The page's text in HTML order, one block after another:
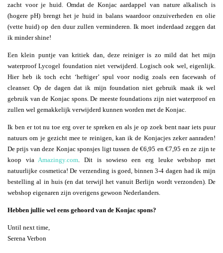
zacht voor je huid. Omdat de Konjac aardappel van nature alkalisch is
(hogere pH) brengt het je huid in balans waardoor onzuiverheden en olie
(vette huid) op den duur zullen verminderen. Ik moet inderdaad zeggen dat
ik minder shine!
Een klein puntje van kritiek dan, deze reiniger is zo mild dat het mijn
waterproof Lycogel foundation niet verwijderd. Logisch ook wel, eigenlijk.
Hier heb ik toch echt ‘heftiger’ spul voor nodig zoals een facewash of
cleanser. Op de dagen dat ik mijn foundation niet gebruik maak ik wel
gebruik van de Konjac spons. De meeste foundations zijn niet waterproof en
zullen wel gemakkelijk verwijderd kunnen worden met de Konjac.
Ik ben er tot nu toe erg over te spreken en als je op zoek bent naar iets puur
natuurs om je gezicht mee te reinigen, kan ik de Konjacjes zeker aanraden!
De prijs van deze Konjac sponsjes ligt tussen de €6,95 en €7,95 en ze zijn te
koop via Amazingy.com . Dit is sowieso een erg leuke webshop met
natuurlijke cosmetica! De verzending is goed, binnen 3-4 dagen had ik mijn
bestelling al in huis (en dat terwijl het vanuit Berlijn wordt verzonden). De
webshop eigenaren zijn overigens gewoon Nederlanders.
Hebben jullie wel eens gehoord van de Konjac spons?
Until next time,
Serena Verbon